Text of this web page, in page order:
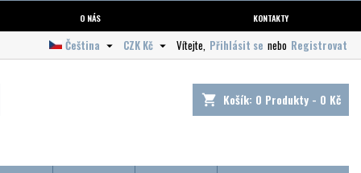
O NÁS KONTAKTY
Vítejte, Přihlásit se nebo Registrovat
CZK Kč 
Čeština 
shopping_cart Košík: 0 Produkty - 0 Kč